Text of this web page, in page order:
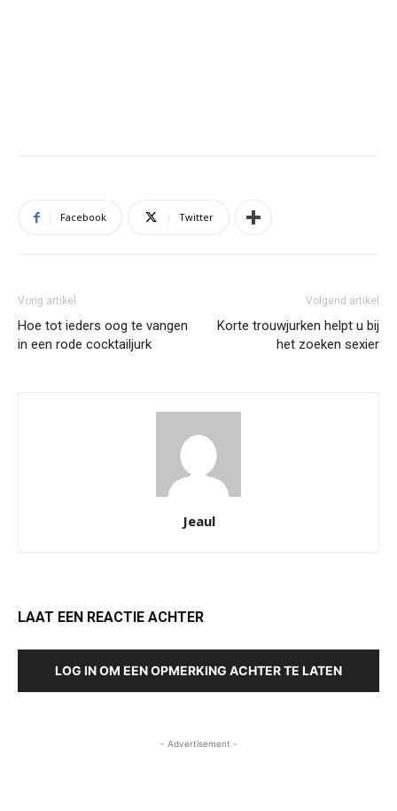
Facebook Twitter
Vorig artikel
Hoe tot ieders oog te vangen
in een rode cocktailjurk
Volgend artikel
Korte trouwjurken helpt u bij
het zoeken sexier
Jeaul
LAAT EEN REACTIE ACHTER
LOG IN OM EEN OPMERKING ACHTER TE LATEN
- Advertisement -